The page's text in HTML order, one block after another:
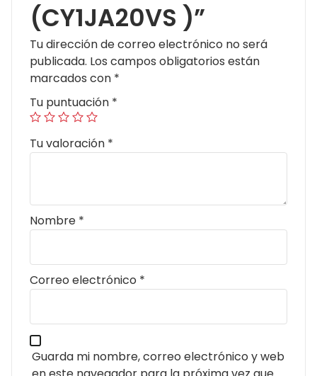
(CY1JA20VS )”
Tu dirección de correo electrónico no será
publicada. Los campos obligatorios están
marcados con *
Tu puntuación *
Tu valoración *
Nombre *
Correo electrónico *
Guarda mi nombre, correo electrónico y web